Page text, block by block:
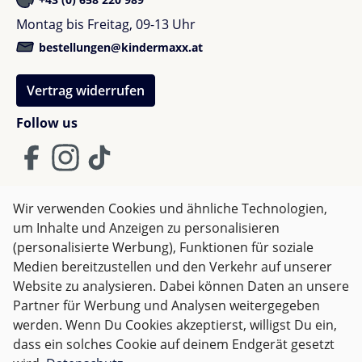
perfekten Look gestalten!
Follow us
Montag bis Freitag, 09-13 Uhr
bestellungen@kindermaxx.at
Vertrag widerrufen
AGB Impressum
Datenschutz
Widerrufsrecht
Alle Preise inkl. gesetzl. Mehrwertsteuer zzgl.Versandkosten
und ggf. Nachnahmegebühren, wenn nicht anders
angegeben.
Wir verwenden Cookies und ähnliche Technologien,
um Inhalte und Anzeigen zu personalisieren
(personalisierte Werbung), Funktionen für soziale
Medien bereitzustellen und den Verkehr auf unserer
Website zu analysieren. Dabei können Daten an unsere
Partner für Werbung und Analysen weitergegeben
werden. Wenn Du Cookies akzeptierst, willigst Du ein,
dass ein solches Cookie auf deinem Endgerät gesetzt